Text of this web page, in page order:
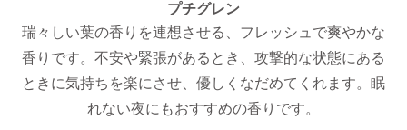
プチグレン
瑞々しい葉の香りを連想させる、フレッシュで爽やかな
香りです。不安や緊張があるとき、攻撃的な状態にある
ときに気持ちを楽にさせ、優しくなだめてくれます。眠
れない夜にもおすすめの香りです。